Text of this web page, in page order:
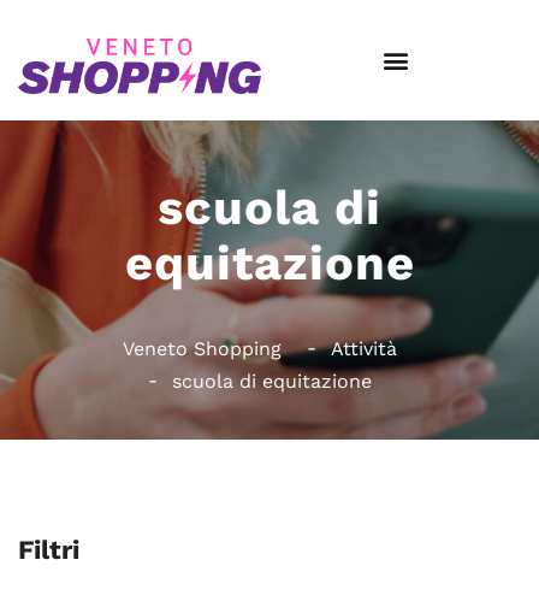
scuola di
equitazione
Veneto Shopping
Attività
scuola di equitazione
Filtri